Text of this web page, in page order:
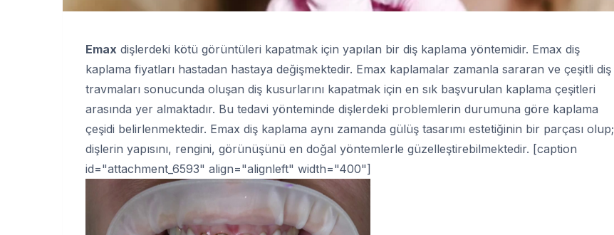
Emax dişlerdeki kötü görüntüleri kapatmak için yapılan bir diş kaplama yöntemidir. Emax diş
kaplama fiyatları hastadan hastaya değişmektedir. Emax kaplamalar zamanla sararan ve çeşitli diş
travmaları sonucunda oluşan diş kusurlarını kapatmak için en sık başvurulan kaplama çeşitleri
arasında yer almaktadır. Bu tedavi yönteminde dişlerdeki problemlerin durumuna göre kaplama
çeşidi belirlenmektedir. Emax diş kaplama aynı zamanda gülüş tasarımı estetiğinin bir parçası olup;
dişlerin yapısını, rengini, görünüşünü en doğal yöntemlerle güzelleştirebilmektedir. [caption
id="attachment_6593" align="alignleft" width="400"]